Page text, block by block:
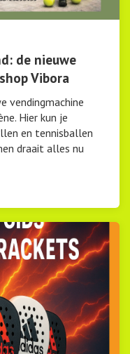
de nieuwe
Vibora
vendingmachine
Hier kun je
en tennisballen
draait alles nu